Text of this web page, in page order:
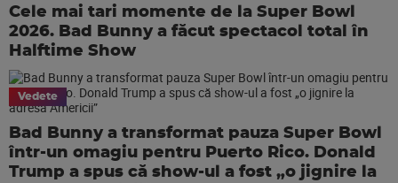
Cele mai tari momente de la Super Bowl
2026. Bad Bunny a făcut spectacol total în
Halftime Show
Vedete
Bad Bunny a transformat pauza Super Bowl
într-un omagiu pentru Puerto Rico. Donald
Trump a spus că show-ul a fost „o jignire la